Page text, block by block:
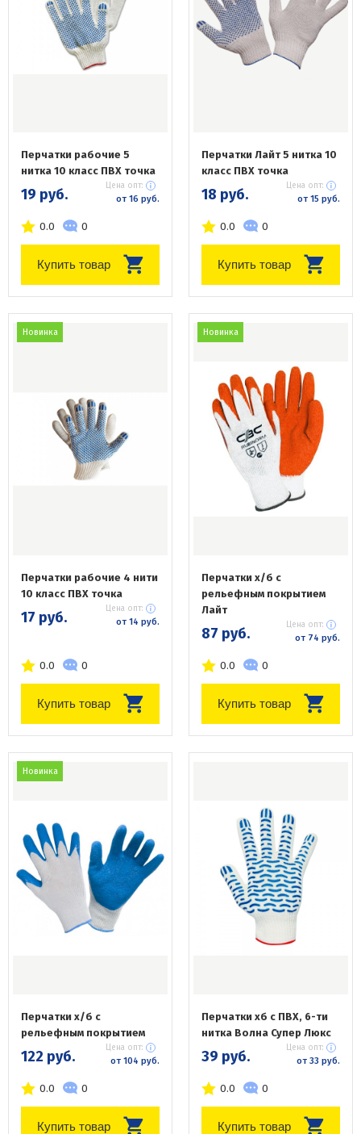
Перчатки рабочие 5
нитка 10 класс ПВХ точка
19 руб. Цена опт:
от 16 руб.
0.0 0
Купить товар
Перчатки Лайт 5 нитка 10
класс ПВХ точка
18 руб. Цена опт:
от 15 руб.
0.0 0
Купить товар
Новинка
Перчатки рабочие 4 нити
10 класс ПВХ точка
17 руб. Цена опт:
от 14 руб.
0.0 0
Купить товар
Новинка
Перчатки x/б с
рельефным покрытием
Лайт
87 руб. Цена опт:
от 74 руб.
0.0 0
Купить товар
Новинка
Перчатки x/б с
рельефным покрытием
122 руб. Цена опт:
от 104 руб.
0.0 0
Купить товар
Перчатки хб с ПВХ, 6-ти
нитка Волна Супер Люкс
39 руб. Цена опт:
от 33 руб.
0.0 0
Купить товар